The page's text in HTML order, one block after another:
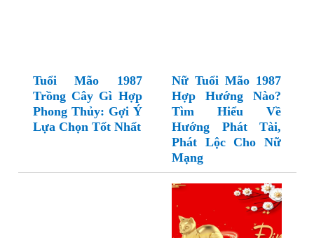
Tuổi Mão 1987
Trồng Cây Gì Hợp
Phong Thủy: Gợi Ý
Lựa Chọn Tốt Nhất
Nữ Tuổi Mão 1987
Hợp Hướng Nào?
Tìm Hiểu Về
Hướng Phát Tài,
Phát Lộc Cho Nữ
Mạng